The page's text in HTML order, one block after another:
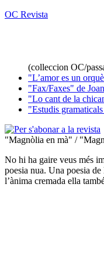
OC Revista
(colleccion OC/
"L’amor es un
"Fax/Faxes" de
"Lo cant de la
"Estudis
"Magnòlia en mà" /
No hi ha gaire veus més
poesia nua. Una poesia
l’ànima cremada ella